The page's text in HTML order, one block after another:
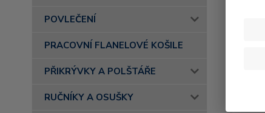
POVLEČENÍ
PRACOVNÍ FLANELOVÉ KOŠILE
PŘIKRÝVKY A POLŠTÁŘE
RUČNÍKY A OSUŠKY